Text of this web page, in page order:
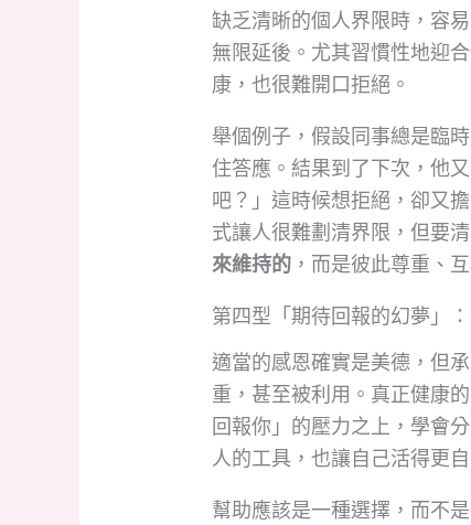
缺乏清晰的個人界限時，容
無限延後。尤其習慣性地迎
康，也很難開口拒絕。
舉個例子，假設同事總是臨
住答應。結果到了下次，他
吧？」這時候想拒絕，卻又
式讓人很難劃清界限，但要清
來維持的 ，而是彼此尊重、
第四型「期待回報的幻夢」
適當的感恩確實是美德，但
重，甚至被利用。真正健康
回報你」的壓力之上，學會
人的工具，也讓自己活得更自
幫助應該是一種選擇，而不